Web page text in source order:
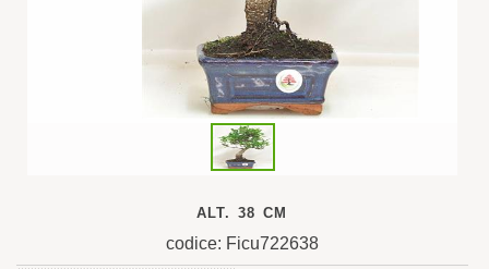
ALT. 38 CM
codice: Ficu722638